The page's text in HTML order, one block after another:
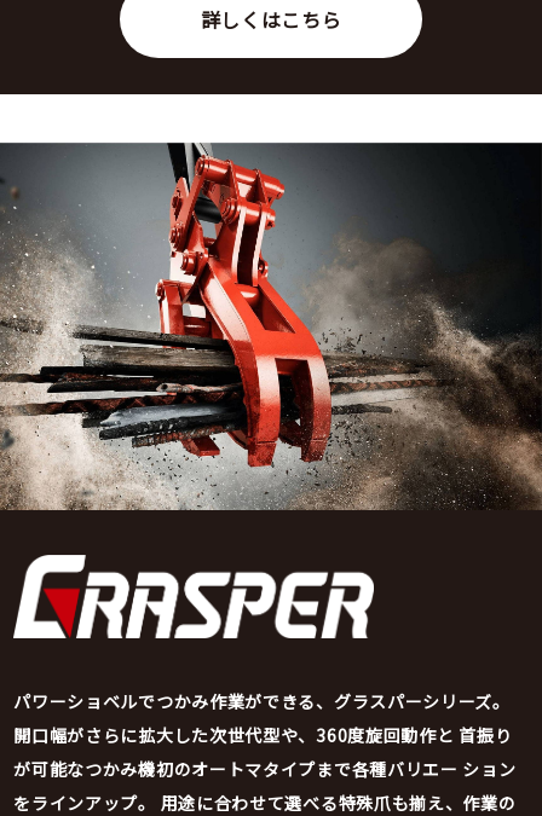
詳しくはこちら
パワーショベルでつかみ作業ができる、グラスパーシリーズ。
開口幅がさらに拡大した次世代型や、360度旋回動作と 首振り
が可能なつかみ機初のオートマタイプまで各種バリエー ション
をラインアップ。
用途に合わせて選べる特殊爪も揃え、作業の